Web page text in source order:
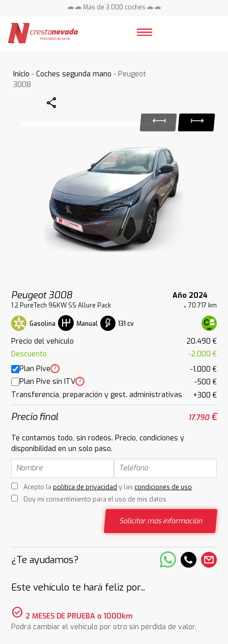
🚗 🚗 Más de 3.000 coches 🚗 🚗
Inicio -Coches segunda mano - Peugeot
3008
Share
Peugeot 3008 Año 2024
1.2 PureTech 96KW SS Allure Pack 70.717 km
Gasolina Manual 131 cv
Precio del vehículo
20.490 €
Descuento
-2.000 €
Plan Pive ?
-1.000 €
Plan Pive sin ITV ?
-500 €
Transferencia, preparación y gest. administrativas
+300 €
Precio final 17.790€
Te contamos todo, sin rodeos. Precio, condiciones y
disponibilidad en un solo paso.
Acepto la política de privacidad y las condiciones de uso
Doy mi consentimiento para el uso de mis datos
Solicitar más información
¿Te ayudamos?
Este vehículo te hará feliz por...
check_circle 2 MESES DE PRUEBA o 1000km
Podrá cambiar el vehículo por otro sin pérdida de valor.